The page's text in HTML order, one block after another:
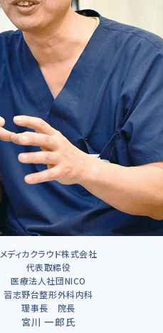
メディカクラウド株式会社
代表取締役
医療法人社団NICO
習志野台整形外科内科
理事長 院長
宮川 一郎氏